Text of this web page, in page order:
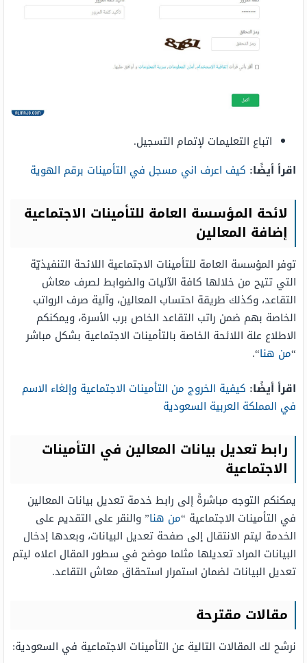
اتباع التعليمات لإتمام التسجيل.
اقرأ أيضًا: كيف اعرف اني مسجل في التأمينات برقم الهوية
لائحة المؤسسة العامة للتأمينات الاجتماعية
إضافة المعالين
توفر المؤسسة العامة للتأمينات الاجتماعية اللائحة التنفيذيّة
التي تتيح من خلالها كافة الآليات والضوابط لصرف معاش
التقاعد، وكذلك طريقة احتساب المعالين، وآلية صرف الرواتب
الخاصة بهم ضمن راتب التقاعد الخاص برب الأسرة، ويمكنكم
الاطلاع علة اللائحة الخاصة بالتأمينات الاجتماعية بشكل مباشر
“من هنا“.
اقرأ أيضًا: كيفية الخروج من التأمينات الاجتماعية وإلغاء الاسم
في المملكة العربية السعودية
رابط تعديل بيانات المعالين في التأمينات
الاجتماعية
يمكنكم التوجه مباشرةً إلى رابط خدمة تعديل بيانات المعالين
في التأمينات الاجتماعية “من هنا” والنقر على التقديم على
الخدمة ليتم الانتقال إلى صفحة تعديل البيانات، وبعدها إدخال
البيانات المراد تعديلها مثلما موضح في سطور المقال اعلاه ليتم
تعديل البيانات لضمان استمرار استحقاق معاش التقاعد.
مقالات مقترحة
نرشح لك المقالات التالية عن التأمينات الاجتماعية في السعودية: